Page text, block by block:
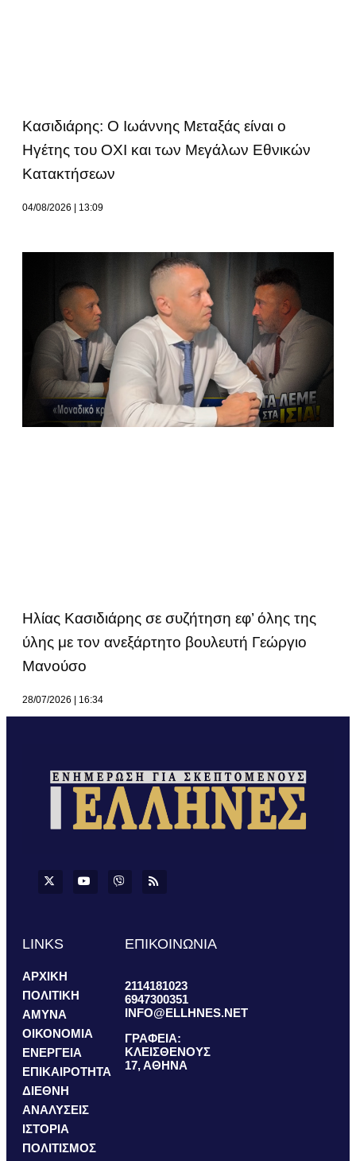
Κασιδιάρης: Ο Ιωάννης Μεταξάς είναι ο
Ηγέτης του ΟΧΙ και των Μεγάλων Εθνικών
Κατακτήσεων
04/08/2026 13:09
Ηλίας Κασιδιάρης σε συζήτηση εφ’ όλης της
ύλης με τον ανεξάρτητο βουλευτή Γεώργιο
Μανούσο
28/07/2026 16:34
LINKS
ΑΡΧΙΚΗ
ΠΟΛΙΤΙΚΗ
ΑΜΥΝΑ
ΟΙΚΟΝΟΜΙΑ
ΕΝΕΡΓΕΙΑ
ΕΠΙΚΑΙΡΟΤΗΤΑ
ΔΙΕΘΝΗ
ΑΝΑΛΥΣΕΙΣ
ΙΣΤΟΡΙΑ
ΠΟΛΙΤΙΣΜΟΣ
ΕΠΙΚΟΙΝΩΝΙΑ
2114181023
6947300351
INFO@ELLHNES.NET
ΓΡΑΦΕΙΑ:
ΚΛΕΙΣΘΕΝΟΥΣ
17, ΑΘΗΝΑ